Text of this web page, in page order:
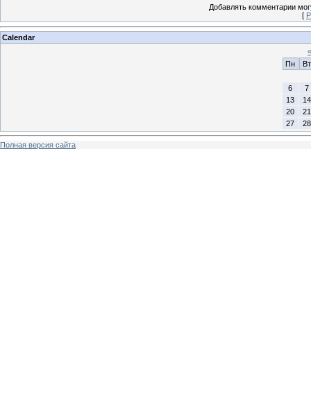
Добавлять комментарии
[
Calendar
«
Пн
Вт
6
7
13
14
20
21
27
28
Полная версия сайта